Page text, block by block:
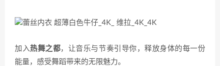
加入热舞之都，让音乐与节奏引导你，释放身体的每一份
能量，感受舞蹈带来的无限魅力。